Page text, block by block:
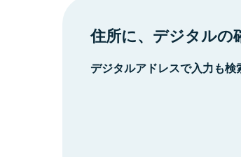
住所に、デジタルの
デジタルアドレスで入力も検